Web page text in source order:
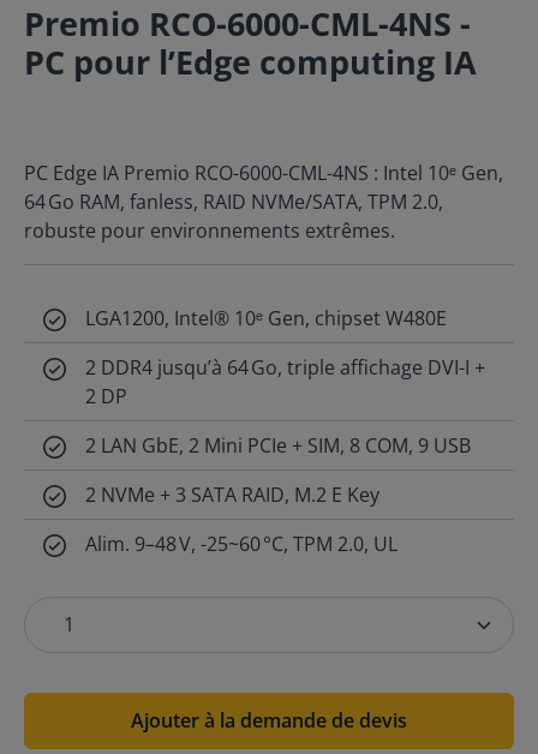
Premio RCO-6000-CML-4NS -
PC pour l’Edge computing IA
PC Edge IA Premio RCO-6000-CML-4NS : Intel 10ᵉ Gen,
64 Go RAM, fanless, RAID NVMe/SATA, TPM 2.0,
robuste pour environnements extrêmes.
LGA1200, Intel® 10ᵉ Gen, chipset W480E
2 DDR4 jusqu’à 64 Go, triple affichage DVI-I +
2 DP
2 LAN GbE, 2 Mini PCIe + SIM, 8 COM, 9 USB
2 NVMe + 3 SATA RAID, M.2 E Key
Alim. 9–48 V, -25~60 °C, TPM 2.0, UL
Ajouter à la demande de devis